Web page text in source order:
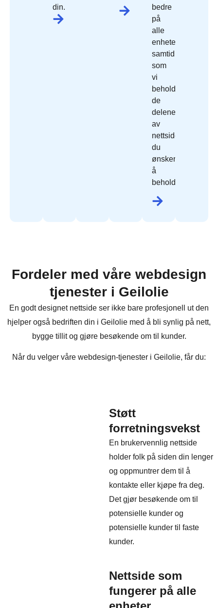
din.
bedre
på
alle
enheter,
samtidig
som
vi
beholder
de
delene
av
nettside
du
ønsker
å
beholde.
Fordeler med våre webdesign
tjenester i Geilolie
En godt designet nettside ser ikke bare profesjonell ut den
hjelper også bedriften din i Geilolie med å bli synlig på nett,
bygge tillit og gjøre besøkende om til kunder.
Når du velger våre webdesign-tjenester i Geilolie, får du:
Støtt
forretningsvekst
En brukervennlig nettside
holder folk på siden din lenger
og oppmuntrer dem til å
kontakte eller kjøpe fra deg.
Det gjør besøkende om til
potensielle kunder og
potensielle kunder til faste
kunder.
Nettside som
fungerer på alle